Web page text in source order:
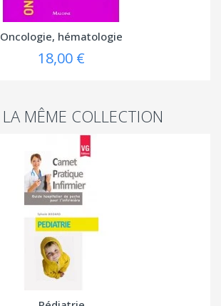
Oncologie, hématologie
18,00 €
LA MÊME COLLECTION